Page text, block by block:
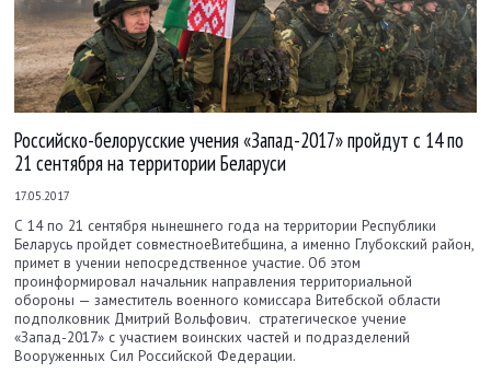
Российско-белорусские учения «Запад-2017» пройдут с 14 по
21 сентября на территории Беларуси
17.05.2017
С 14 по 21 сентября нынешнего года на территории Республики
Беларусь пройдет совместноеВитебщина, а именно Глубокский район,
примет в учении непосредственное участие. Об этом
проинформировал начальник направления территориальной
обороны — заместитель военного комиссара Витебской области
подполковник Дмитрий Вольфович. стратегическое учение
«Запад-2017» с участием воинских частей и подразделений
Вооруженных Сил Российской Федерации.